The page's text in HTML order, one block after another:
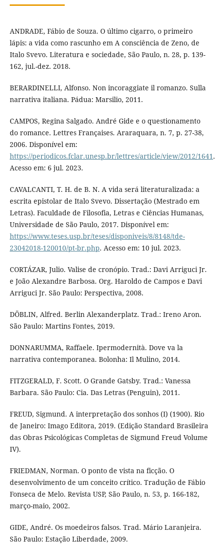
ANDRADE, Fábio de Souza. O último cigarro, o primeiro
lápis: a vida como rascunho em A consciência de Zeno, de
Italo Svevo. Literatura e sociedade, São Paulo, n. 28, p. 139-
162, jul.-dez. 2018.
BERARDINELLI, Alfonso. Non incoraggiate il romanzo. Sulla
narrativa italiana. Pádua: Marsilio, 2011.
CAMPOS, Regina Salgado. André Gide e o questionamento
do romance. Lettres Françaises. Araraquara, n. 7, p. 27-38,
2006. Disponível em:
https://periodicos.fclar.unesp.br/lettres/article/view/2012/1641.
Acesso em: 6 jul. 2023.
CAVALCANTI, T. H. de B. N. A vida será literaturalizada: a
escrita epistolar de Italo Svevo. Dissertação (Mestrado em
Letras). Faculdade de Filosofia, Letras e Ciências Humanas,
Universidade de São Paulo, 2017. Disponível em:
https://www.teses.usp.br/teses/disponiveis/8/8148/tde-
23042018-120010/pt-br.php. Acesso em: 10 jul. 2023.
CORTÁZAR, Julio. Valise de cronópio. Trad.: Davi Arriguci Jr.
e João Alexandre Barbosa. Org. Haroldo de Campos e Davi
Arriguci Jr. São Paulo: Perspectiva, 2008.
DÖBLIN, Alfred. Berlin Alexanderplatz. Trad.: Ireno Aron.
São Paulo: Martins Fontes, 2019.
DONNARUMMA, Raffaele. Ipermodernità. Dove va la
narrativa contemporanea. Bolonha: Il Mulino, 2014.
FITZGERALD, F. Scott. O Grande Gatsby. Trad.: Vanessa
Barbara. São Paulo: Cia. Das Letras (Penguin), 2011.
FREUD, Sigmund. A interpretação dos sonhos (I) (1900). Rio
de Janeiro: Imago Editora, 2019. (Edição Standard Brasileira
das Obras Psicológicas Completas de Sigmund Freud Volume
IV).
FRIEDMAN, Norman. O ponto de vista na ficção. O
desenvolvimento de um conceito crítico. Tradução de Fábio
Fonseca de Melo. Revista USP, São Paulo, n. 53, p. 166-182,
março-maio, 2002.
GIDE, André. Os moedeiros falsos. Trad. Mário Laranjeira.
São Paulo: Estação Liberdade, 2009.